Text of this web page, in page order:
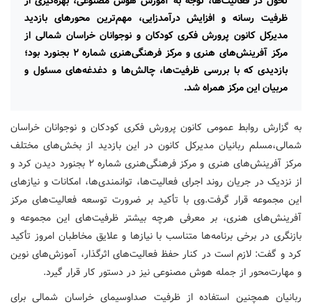
ظرفیت رسانه و افزایش درآمدزایی، مهم‌ترین محورهای بازدید
مدیرکل کانون پرورش فکری کودکان و نوجوانان خراسان شمالی از
مرکز آفرینش‌های هنری و مرکز فرهنگی‌هنری شماره ۲ بجنورد بود؛
بازدیدی که با بررسی ظرفیت‌ها، چالش‌ها و دغدغه‌های مسئول و
مربیان این مرکز همراه شد.
به گزارش روابط عمومی کانون پرورش فکری کودکان و نوجوانان خراسان
شمالی،مسلم ربانیان مدیرکل کانون در این بازدید از بخش‌های مختلف
مرکز آفرینش‌های هنری و مرکز فرهنگی‌هنری شماره ۲ بجنورد دیدن کرد و
از نزدیک در جریان روند اجرای فعالیت‌ها، توانمندی‌ها، امکانات و نیازهای
این مجموعه قرار گرفت.وی با تأکید بر ضرورت توسعه فعالیت‌های مرکز
آفرینش‌های هنری، بر معرفی هرچه بیشتر ظرفیت‌های این مجموعه و
بازنگری در برخی برنامه‌ها متناسب با نیازها و علایق مخاطبان امروز تأکید
کرد و گفت: لازم است در کنار حفظ فعالیت‌های اثرگذار، آموزش‌های نوین
و مهارت‌محور از جمله هوش مصنوعی نیز در دستور کار قرار گیرد.
ربانیان همچنین استفاده از ظرفیت صداوسیمای خراسان شمالی برای